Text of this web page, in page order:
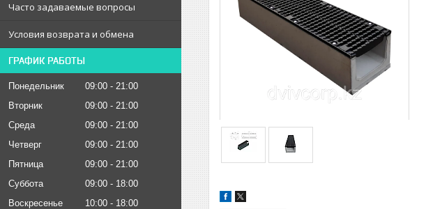
Часто задаваемые вопросы
Условия возврата и обмена
ГРАФИК РАБОТЫ
Понедельник 09:00
21:00
Вторник
09:00
21:00
Среда
09:00
21:00
Четверг
09:00
21:00
Пятница
09:00
21:00
Суббота
09:00
18:00
Воскресенье
10:00 18:00